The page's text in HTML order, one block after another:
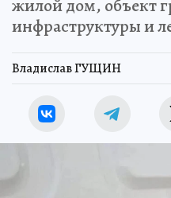
жилой дом, объект
инфраструктуры и
Владислав ГУЩИН